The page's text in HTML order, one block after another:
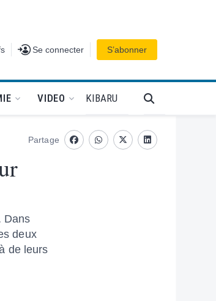
Se connecter
Se connecter S’abonner
VIDEO KIBARU
Dans
deux
de leurs
Partage
FacebookwhatsappTwitterLinkedin